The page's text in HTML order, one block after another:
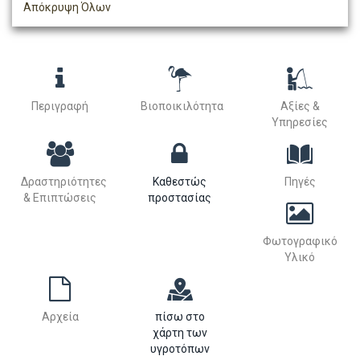
Απόκρυψη Όλων
Περιγραφή Βιοποικιλότητα
Αξίες &
Υπηρεσίες
Δραστηριότητες
& Επιπτώσεις
Καθεστώς
προστασίας
Πηγές
Φωτογραφικό
Υλικό
Αρχεία
πίσω στο
χάρτη των
υγροτόπων